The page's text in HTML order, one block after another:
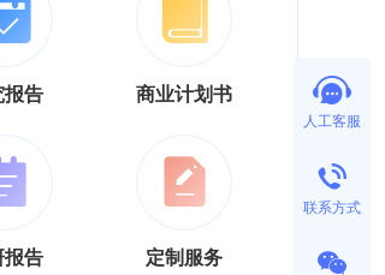
告 商业计划书
告 定制服务
人工客服
联系方式